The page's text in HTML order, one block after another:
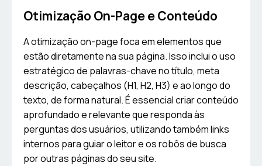
Otimização On-Page e Conteúdo
A otimização on-page foca em elementos que
estão diretamente na sua página. Isso inclui o uso
estratégico de palavras-chave no título, meta
descrição, cabeçalhos (H1, H2, H3) e ao longo do
texto, de forma natural. É essencial criar conteúdo
aprofundado e relevante que responda às
perguntas dos usuários, utilizando também links
internos para guiar o leitor e os robôs de busca
por outras páginas do seu site.